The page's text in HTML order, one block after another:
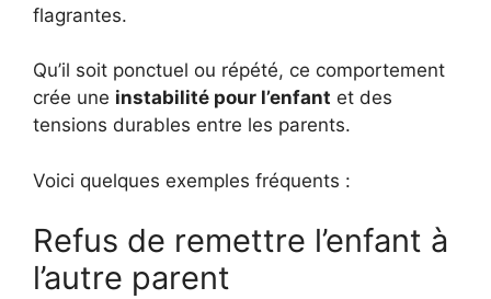
flagrantes.
Qu’il soit ponctuel ou répété, ce comportement
crée une instabilité pour l’enfant et des
tensions durables entre les parents.
Voici quelques exemples fréquents :
Refus de remettre l’enfant à
l’autre parent